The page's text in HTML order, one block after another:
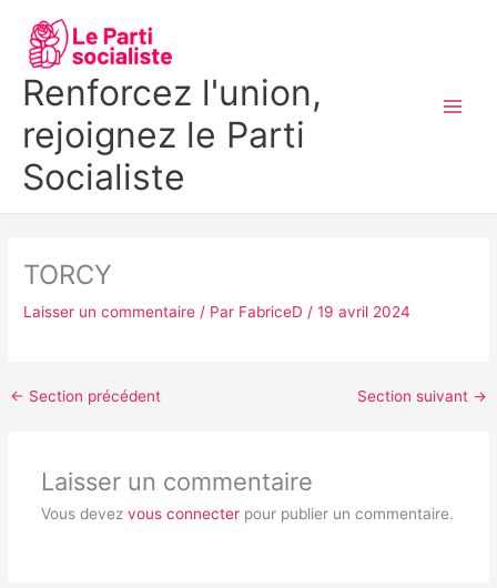
contenu
Renforcez l'union,
rejoignez le Parti
Socialiste
TORCY
Laisser un commentaire / Par FabriceD/19 avril 2024
← Section précédent Section suivant →
Laisser un commentaire
Vous devez vous connecterpour publier un commentaire.